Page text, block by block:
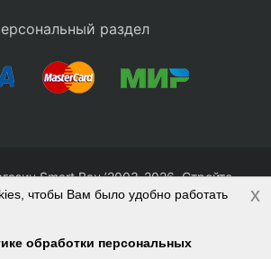
раздел
Smart Bau ’2003-2026. Стройте
правильно с 1-го раза.
персональных данных
чтобы Вам было удобно работать
обработки персональных
x